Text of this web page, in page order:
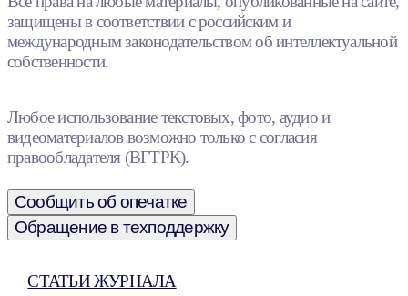
защищены в соответствии с российским и
международным законодательством об интеллектуальной
собственности.
Любое использование текстовых, фото, аудио и
видеоматериалов возможно только с согласия
правообладателя (ВГТРК).
Сообщить об опечатке
Обращение в техподдержку
СТАТЬИ ЖУРНАЛА